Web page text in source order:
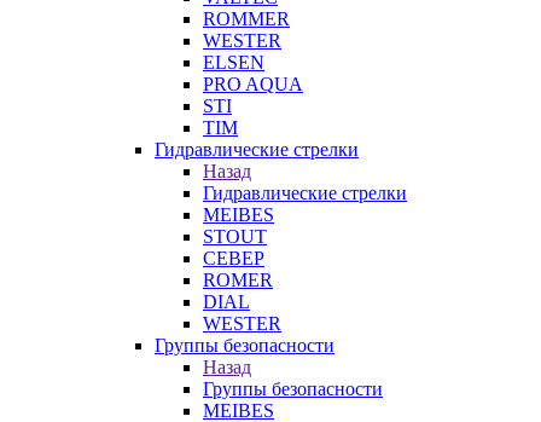
ROMMER
WESTER
ELSEN
PRO AQUA
STI
TIM
Гидравлические стрелки
Назад
Гидравлические стрелки
MEIBES
STOUT
СЕВЕР
ROMER
DIAL
WESTER
Группы безопасности
Назад
Группы безопасности
MEIBES